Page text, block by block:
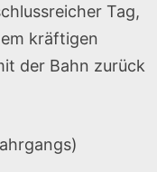
Tag,
kräftigen
der Bahn zurück